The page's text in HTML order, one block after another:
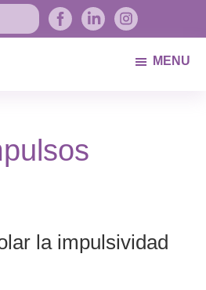
MENU
la impulsividad